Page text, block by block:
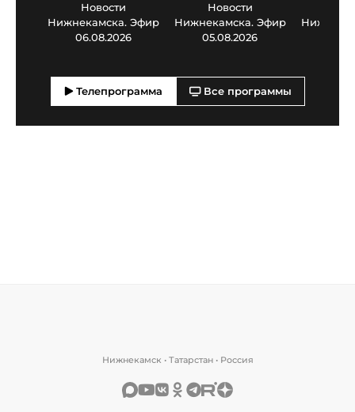
Новости
Нижнекамска. Эфир
06.08.2026
Новости
Нижнекамска. Эфир
05.08.2026
Телепрограмма Все программы
Нижнекамск • Татарстан • Россия